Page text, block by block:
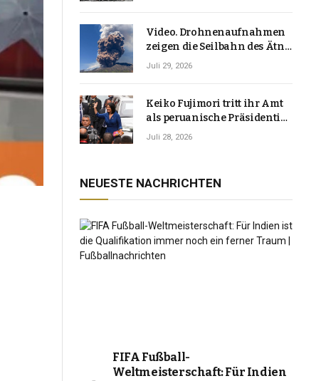
Video. Drohnenaufnahmen
zeigen die Seilbahn des Ätna
über einer Vulkanlandschaft
Juli 29, 2026
Keiko Fujimori tritt ihr Amt
als peruanische Präsidentin
an und verspricht, das
Juli 28, 2026
NEUESTE NACHRICHTEN
FIFA Fußball-
Weltmeisterschaft: Für Indien